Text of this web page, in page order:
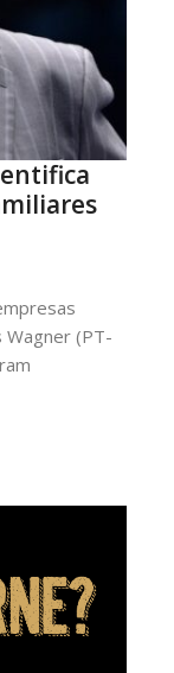
Wagner (PT-